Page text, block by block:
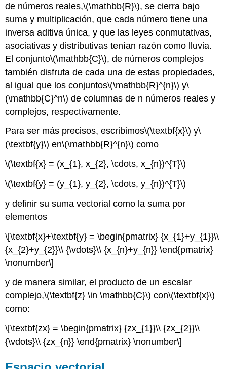
de números reales,\(\mathbb{R}\), se cierra bajo
suma y multiplicación, que cada número tiene una
inversa aditiva única, y que las leyes conmutativas,
asociativas y distributivas tenían razón como lluvia.
El conjunto\(\mathbb{C}\), de números complejos
también disfruta de cada una de estas propiedades,
al igual que los conjuntos\(\mathbb{R}^{n}\) y\
(\mathbb{C}^n\) de columnas de n números reales y
complejos, respectivamente.
Para ser más precisos, escribimos\(\textbf{x}\) y\
(\textbf{y}\) en\(\mathbb{R}^{n}\) como
\(\textbf{x} = (x_{1}, x_{2}, \cdots, x_{n})^{T}\)
\(\textbf{y} = (y_{1}, y_{2}, \cdots, y_{n})^{T}\)
y definir su suma vectorial como la suma por
elementos
\[\textbf{x}+\textbf{y} = \begin{pmatrix} {x_{1}+y_{1}}\\
{x_{2}+y_{2}}\\ {\vdots}\\ {x_{n}+y_{n}} \end{pmatrix}
\nonumber\]
y de manera similar, el producto de un escalar
complejo,\(\textbf{z} \in \mathbb{C}\) con\(\textbf{x}\)
como:
\[\textbf{zx} = \begin{pmatrix} {zx_{1}}\\ {zx_{2}}\\
{\vdots}\\ {zx_{n}} \end{pmatrix} \nonumber\]